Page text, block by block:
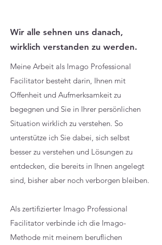
Wir alle sehnen uns danach,
wirklich verstanden zu werden.
Meine Arbeit als Imago Professional
Facilitator besteht darin, Ihnen mit
Offenheit und Aufmerksamkeit zu
begegnen und Sie in Ihrer persönlichen
Situation wirklich zu verstehen. So
unterstütze ich Sie dabei, sich selbst
besser zu verstehen und Lösungen zu
entdecken, die bereits in Ihnen angelegt
sind, bisher aber noch verborgen bleiben.
Als zertifizierter Imago Professional
Facilitator verbinde ich die Imago-
Methode mit meinem beruflichen